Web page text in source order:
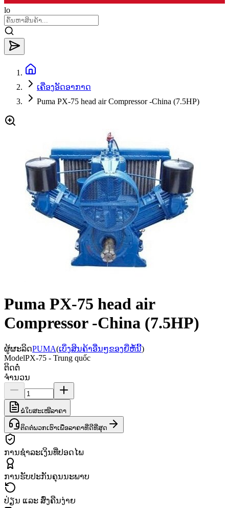
lo
ເຄື່ອງອັດອາກາດ
Puma PX-75 head air Compressor -China (7.5HP)
Puma PX-75 head air
Compressor -China (7.5HP)
ຜູ້ຜະລິດPUMA(ເບິ່ງສິນຄ້າອື່ນໆຂອງຍີ່ຫໍ້ນີ້)
ModelPX-75 - Trung quốc
ຕິດຕໍ່
ຈຳນວນ
ຂໍໃບສະເໜີລາຄາ
ຕິດຕໍ່ພວກເຮົາເພື່ອລາຄາທີ່ດີທີ່ສຸດ
ການຊຳລະເງິນທີ່ປອດໄພ
ການຮັບປະກັນຄຸນນະພາບ
ປ່ຽນ ແລະ ສົ່ງຄືນງ່າຍ